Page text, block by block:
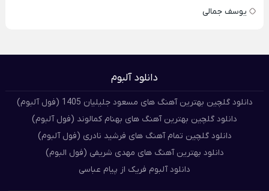
یوسف جمالی
دانلود آلبوم
دانلود گلچین بهترین آهنگ های مسعود جلیلیان 1405 (فول آلبوم)
دانلود گلچین بهترین آهنگ های بهنام کمالوند (فول آلبوم)
دانلود گلچین تمام آهنگ های فرشید نادری (فول آلبوم)
دانلود بهترین آهنگ های مهدی شریفی (فول البوم)
دانلود آلبوم فریک از پیام عباسی